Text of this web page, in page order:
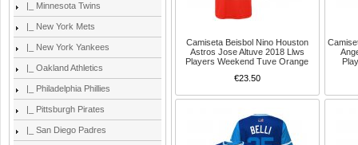
|_ Minnesota Twins
|_ New York Mets
|_ New York Yankees
|_ Oakland Athletics
|_ Philadelphia Phillies
|_ Pittsburgh Pirates
|_ San Diego Padres
Camiseta Beisbol Nino Houston
Astros Jose Altuve 2018 Llws
Players Weekend Tuve Orange
€23.50